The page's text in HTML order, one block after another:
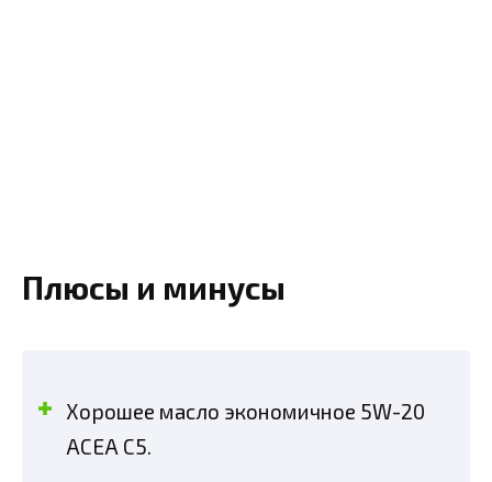
Плюсы и минусы
Хорошее масло экономичное 5W-20
ACEA C5.